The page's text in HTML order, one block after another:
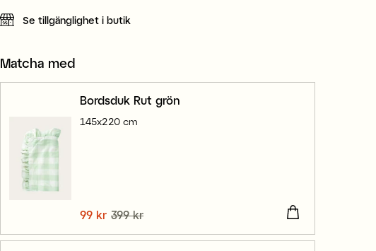
Se tillgänglighet i butik
Matcha med
Bordsduk Rut grön
145x220 cm
Nuvarande pris 399 kr
99 kr 399 kr